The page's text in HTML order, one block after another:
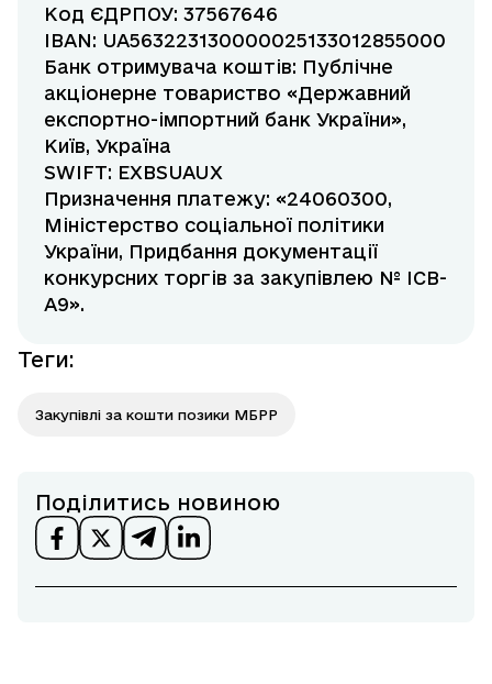
Код ЄДРПОУ: 37567646
IBAN: UA563223130000025133012855000
Банк отримувача коштів: Публічне
акціонерне товариство «Державний
експортно-імпортний банк України»,
Київ, Україна
SWIFT: EXBSUAUX
Призначення платежу: «24060300,
Міністерство соціальної політики
України, Придбання документації
конкурсних торгів за закупівлею № ICB-
A9».
Теги:
Закупівлі за кошти позики МБРР
Поділитись новиною